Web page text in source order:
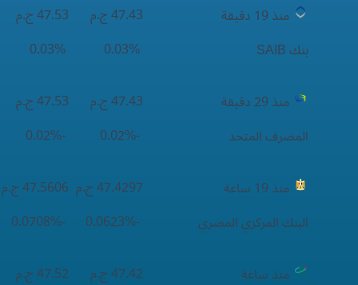
منذ 19 دقيقة
بنك SAIB
47.43 ج.م
47.53 ج.م
منذ 29 دقيقة
المصرف المتحد
47.43 ج.م
47.53 ج.م
منذ 19 ساعة
البنك المركزي المصري
47.4297 ج.م
47.5606 ج.م
منذ ساعة
47.42 ج.م 47.52 ج.م